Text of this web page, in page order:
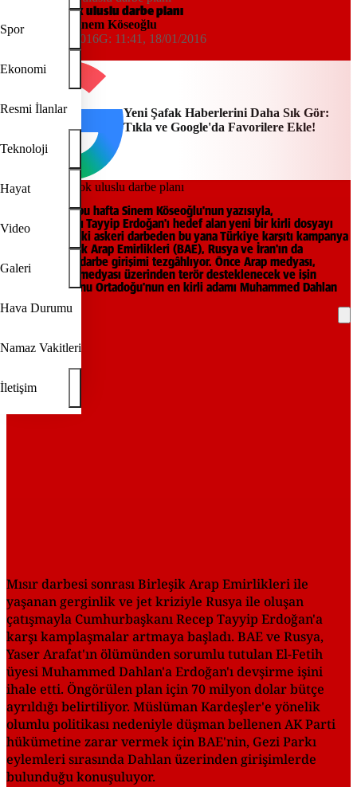
Spor
Ekonomi
Resmi İlanlar
Teknoloji
Hayat
Video
Galeri
Hava Durumu
Namaz Vakitleri
İletişim
Erdoğan'a çok uluslu darbe planı
Yeni Şafak
Sinem Köseoğlu
10:09, 18/01/2016G: 11:41, 18/01/2016
Gerçek Hayat
Yeni Şafak Haberlerini Daha Sık Gör:
Tıkla ve Google'da Favorilere Ekle!
Gerçek Hayat bu hafta Sinem Köseoğlu'nun yazısıyla,
Cumhurbaşkanı Tayyip Erdoğan'ı hedef alan yeni bir kirli dosyayı
açıyor. Mısır'daki askeri darbeden bu yana Türkiye karşıtı kampan­ya
yürüten Birleşik Arap Emirlikleri (BAE), Rusya ve İran'ın da
desteğiyle bir darbe girişimi tezgâhlıyor. Önce Arap medyası,
ardından Türk medyası üze­rinden terör desteklenecek ve işin
organizasyonunu Ortadoğu'nun en kirli adamı Muhammed Dahlan
REKLAM
Mısır darbesi sonrası Birleşik Arap Emirlikleri ile
yaşanan gerginlik ve jet kriziyle Rusya ile oluşan
çatışmayla Cumhurbaşkanı Recep Tayyip Erdoğan'a
karşı kamplaşmalar artmaya başladı. BAE ve Rusya,
Yaser Arafat'ın ölümünden sorumlu tutulan El-Fetih
üyesi Muhammed Dahlan'a Erdoğan'ı devşirme işini
ihale etti. Öngörülen plan için 70 milyon dolar bütçe
ayrıldığı belirtiliyor. Müslüman Kardeşler'e yönelik
olumlu politikası nedeniyle düşman bellenen AK Parti
hükümetine zarar vermek için BAE'nin, Gezi Parkı
eylemleri sırasında Dahlan üzerinden girişimlerde
bulunduğu konuşuluyor.